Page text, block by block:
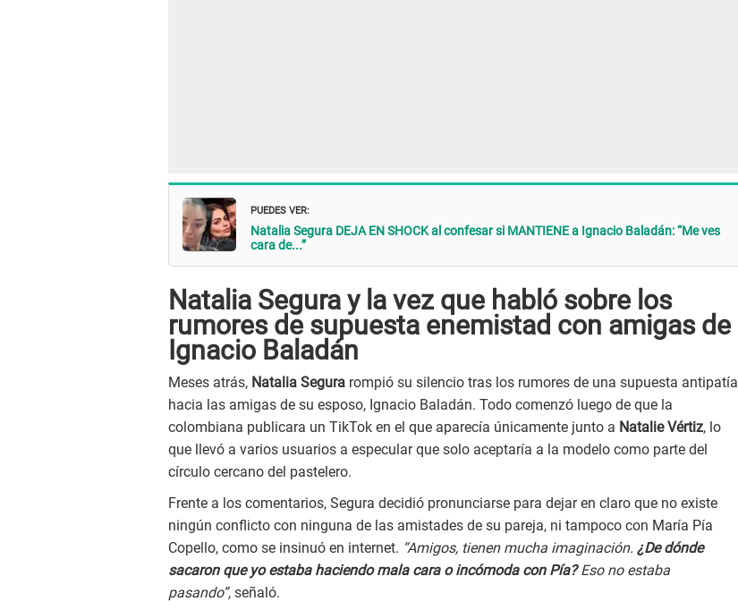
PUEDES VER:
Natalia Segura DEJA EN SHOCK al confesar si MANTIENE a Ignacio Baladán: “Me ves
cara de...”
Natalia Segura y la vez que habló sobre los
rumores de supuesta enemistad con amigas de
Ignacio Baladán
Meses atrás, Natalia Segura rompió su silencio tras los rumores de una supuesta antipatía
hacia las amigas de su esposo, Ignacio Baladán. Todo comenzó luego de que la
colombiana publicara un TikTok en el que aparecía únicamente junto a Natalie Vértiz, lo
que llevó a varios usuarios a especular que solo aceptaría a la modelo como parte del
círculo cercano del pastelero.
Frente a los comentarios, Segura decidió pronunciarse para dejar en claro que no existe
ningún conflicto con ninguna de las amistades de su pareja, ni tampoco con María Pía
Copello, como se insinuó en internet. “Amigos, tienen mucha imaginación. ¿De dónde
sacaron que yo estaba haciendo mala cara o incómoda con Pía?Eso no estaba
pasando”, señaló.